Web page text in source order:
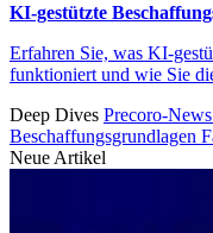
KI-gestützte
Erfahren Sie, was KI-
funktioniert und wie Sie
Deep Dives Precoro-News
Beschaffungsgrundlagen
Neue Artikel